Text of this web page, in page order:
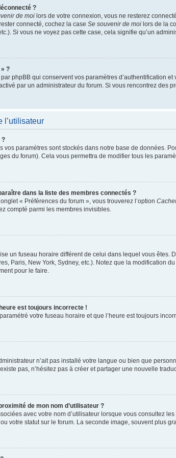
?
de moi lors de votre connexion, vous ne resterez
connecté, cochez la case Se souvenir de moi lors de la
Si vous ne voyez pas cette case, cela signifie qu’un
?
phpBB qui conservent vos paramètres d’authentification
par un administrateur du forum. Si vous rencontrez
l’utilisateur
?
vos paramètres sont stockés dans notre base de données.
du forum). Cela vous permettra de modifier tous les
dans la liste des membres connectés ?
« Préférences du forum », vous trouverez l’option
compté parmi les membres invisibles.
un fuseau horaire différent de celui dans lequel vous êtes.
Paris, New York, Sydney, etc.). Notez que la modification
pour le faire.
est toujours incorrecte !
votre fuseau horaire et que l’heure est toujours
n’ait pas installé votre langue ou bien que
pas, n’hésitez pas à créer et partager une nouvelle
de mon nom d’utilisateur ?
avec votre nom d’utilisateur lorsque vous consultez
votre statut sur le forum. La seconde image, souvent plus